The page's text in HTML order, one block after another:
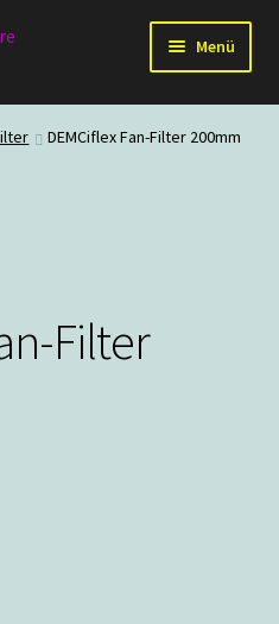
Menü
DEMCiflex Fan-Filter 200mm
Filter